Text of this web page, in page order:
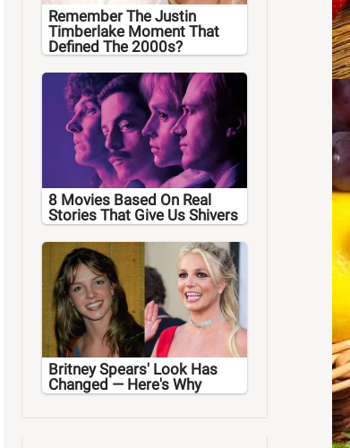
Remember The Justin
Timberlake Moment That
Defined The 2000s?
8 Movies Based On Real
Stories That Give Us Shivers
Britney Spears' Look Has
Changed — Here's Why